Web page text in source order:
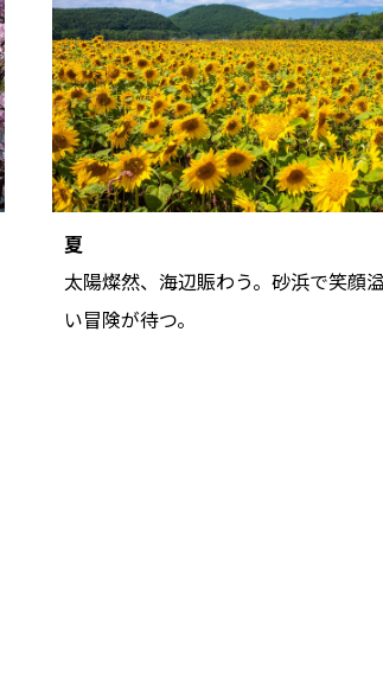
夏
太陽燦然、海辺賑わう。砂浜で笑顔
い冒険が待つ。